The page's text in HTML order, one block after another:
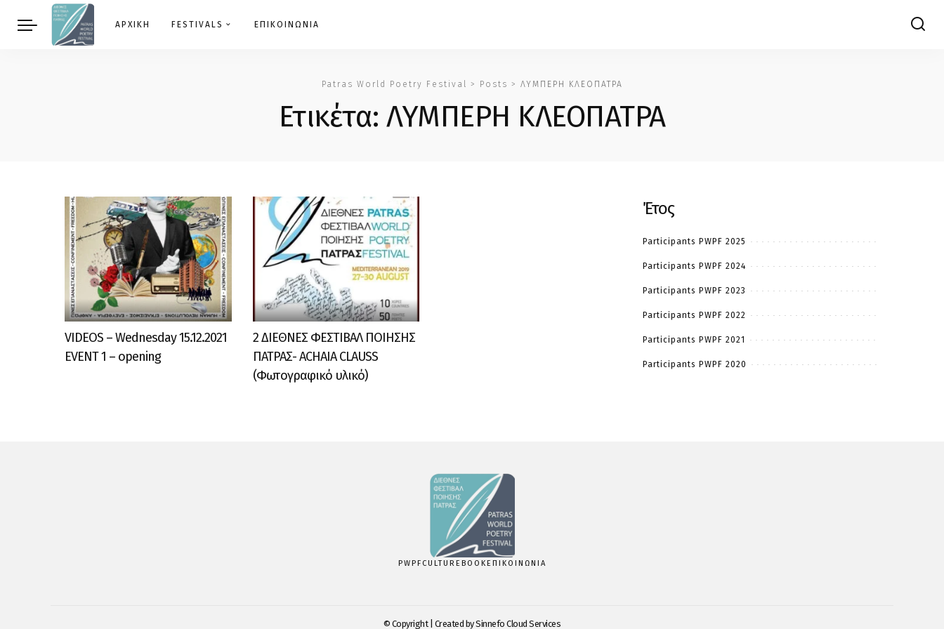
ΑΡΧΙΚΗ FESTIVALS ΕΠΙΚΟΙΝΩΝΙΑ
Patras World Poetry Festival > Posts > ΛΥΜΠΕΡΗ ΚΛΕΟΠΑΤΡΑ
Ετικέτα: ΛΥΜΠΕΡΗ ΚΛΕΟΠΑΤΡΑ
VIDEOS – ​​Wednesday 15.12.2021
EVENT 1 – opening
2 ΔΙΕΘΝΕΣ ΦΕΣΤΙΒΑΛ ΠΟΙΗΣΗΣ
ΠΑΤΡΑΣ- ACHAIA CLAUSS
(Φωτογραφικό υλικό)
Έτος
Participants PWPF 2025
Participants PWPF 2024
Participants PWPF 2023
Participants PWPF 2022
Participants PWPF 2021
Participants PWPF 2020
PWPF CULTUREBOOKΕΠΙΚΟΙΝΩΝΙΑ
© Copyright | Created bySinnefo Cloud Services